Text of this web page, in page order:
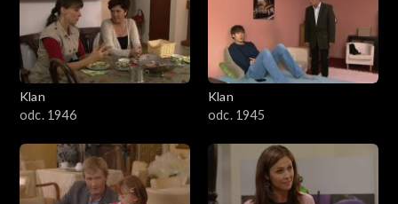
Klan
odc. 1946
Klan
odc. 1945